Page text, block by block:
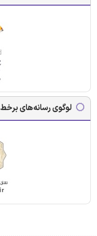
لوگوی رسانه‌های برخط